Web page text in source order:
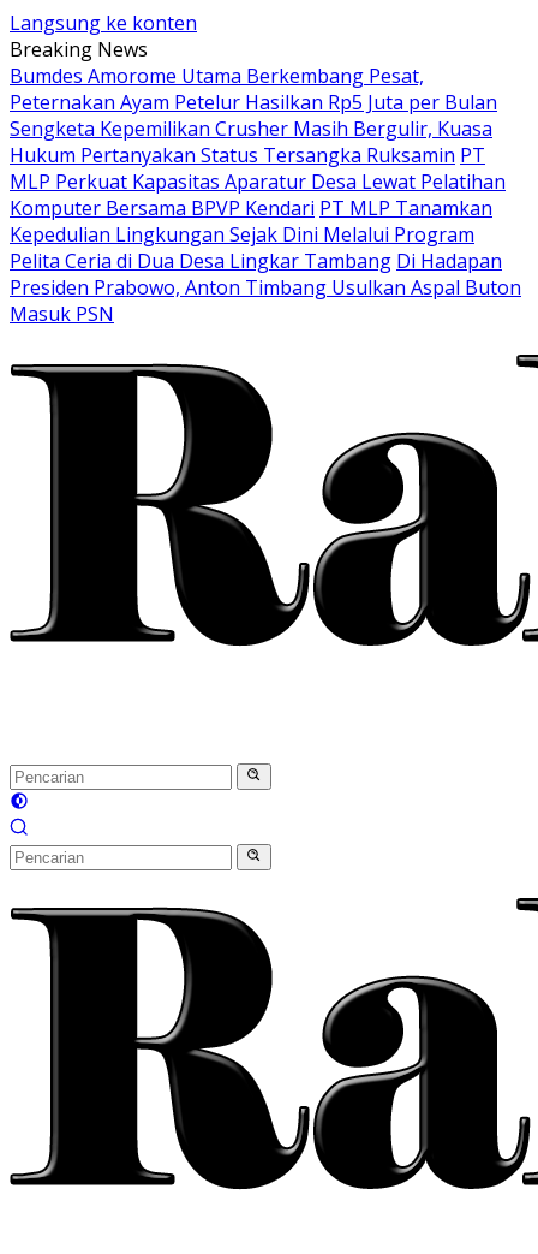
Langsung ke konten
Breaking News
Bumdes Amorome Utama Berkembang Pesat,
Peternakan Ayam Petelur Hasilkan Rp5 Juta per Bulan
Sengketa Kepemilikan Crusher Masih Bergulir, Kuasa
Hukum Pertanyakan Status Tersangka Ruksamin PT
MLP Perkuat Kapasitas Aparatur Desa Lewat Pelatihan
Komputer Bersama BPVP Kendari PT MLP Tanamkan
Kepedulian Lingkungan Sejak Dini Melalui Program
Pelita Ceria di Dua Desa Lingkar Tambang Di Hadapan
Presiden Prabowo, Anton Timbang Usulkan Aspal Buton
Masuk PSN